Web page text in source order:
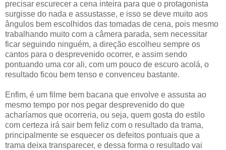
precisar escurecer a cena inteira para que o protagonista
surgisse do nada e assustasse, e isso se deve muito aos
ângulos bem escolhidos das tomadas de cena, pois mesmo
trabalhando muito com a câmera parada, sem necessitar
ficar seguindo ninguém, a direção escolheu sempre os
cantos para o desprevenido ocorrer, e assim sendo
pontuando uma cor ali, com um pouco de escuro acolá, o
resultado ficou bem tenso e convenceu bastante.
Enfim, é um filme bem bacana que envolve e assusta ao
mesmo tempo por nos pegar desprevenido do que
acharíamos que ocorreria, ou seja, quem gosta do estilo
com certeza irá sair bem feliz com o resultado da trama,
principalmente se esquecer os defeitos pontuais que a
trama deixa transparecer, e dessa forma o resultado vai